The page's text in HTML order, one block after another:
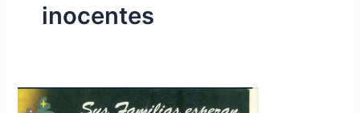
inocentes
Sus